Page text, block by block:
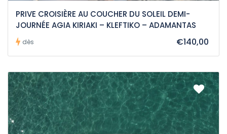
PRIVE CROISIÈRE AU COUCHER DU SOLEIL DEMI-
JOURNÉE AGIA KIRIAKI – KLEFTIKO – ADAMANTAS
dès €140,00